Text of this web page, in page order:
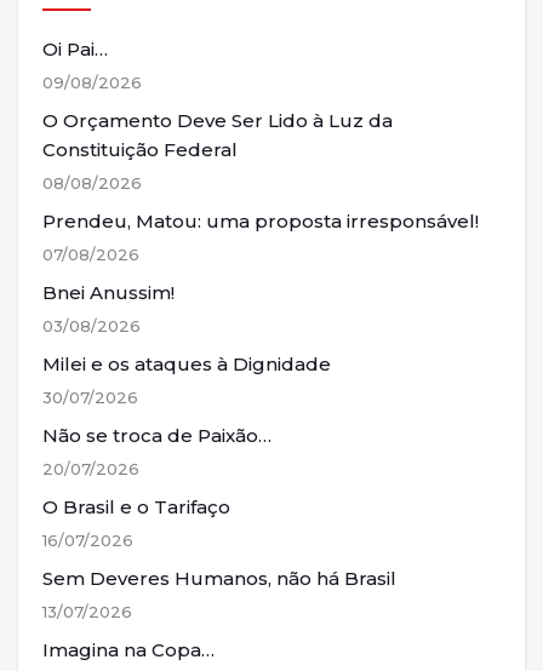
Oi Pai…
09/08/2026
O Orçamento Deve Ser Lido à Luz da
Constituição Federal
08/08/2026
Prendeu, Matou: uma proposta irresponsável!
07/08/2026
Bnei Anussim!
03/08/2026
Milei e os ataques à Dignidade
30/07/2026
Não se troca de Paixão…
20/07/2026
O Brasil e o Tarifaço
16/07/2026
Sem Deveres Humanos, não há Brasil
13/07/2026
Imagina na Copa…